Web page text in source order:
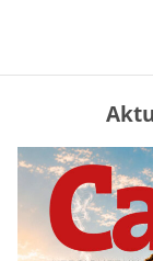
die
mehr